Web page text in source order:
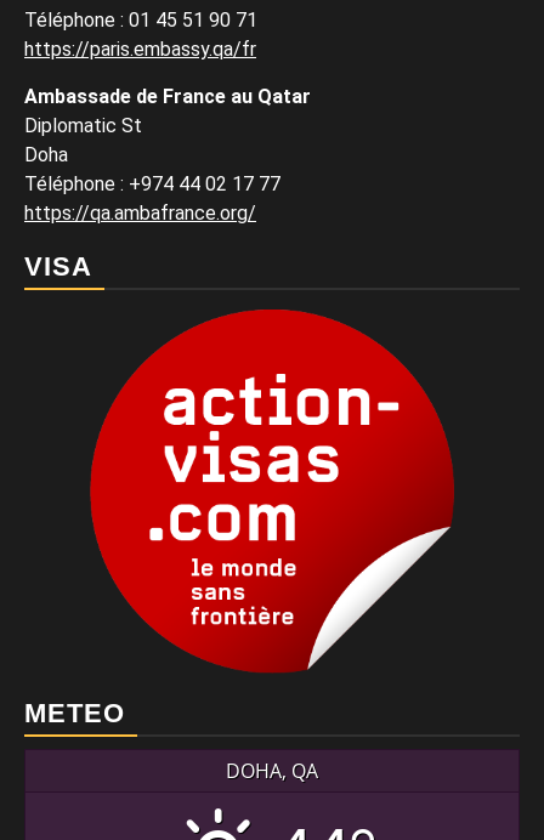
Téléphone : 01 45 51 90 71
https://paris.embassy.qa/fr
Ambassade de France au Qatar
Diplomatic St
Doha
Téléphone : +974 44 02 17 77
https://qa.ambafrance.org/
VISA
METEO
DOHA, QA